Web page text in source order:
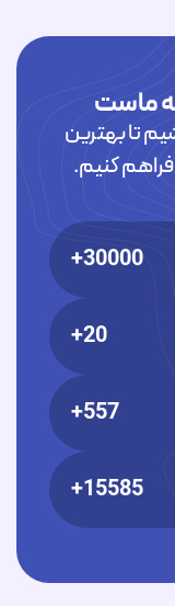
ماست
تا بهترین
کنیم.
30000+
20+
557+
15585+